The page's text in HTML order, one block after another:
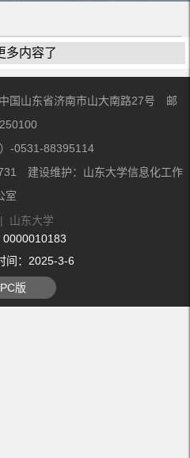
多内容了
山东省济南市山大南路27号 邮
-0531-88395114
建设维护：山东大学信息化工作
室
| 山东大学
0000010183
： 2025-3-6
PC版